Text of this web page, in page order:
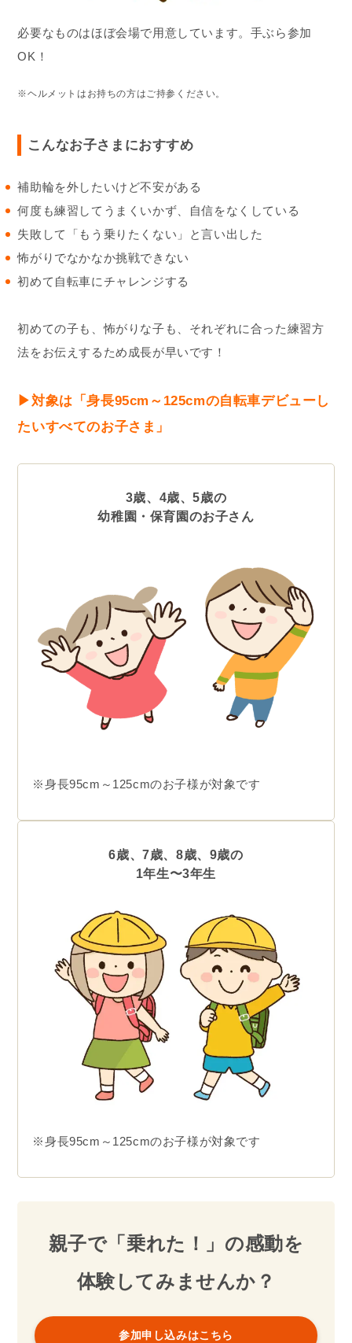
必要なものはほぼ会場で用意しています。手ぶら参加
OK！
※ヘルメットはお持ちの方はご持参ください。
こんなお子さまにおすすめ
補助輪を外したいけど不安がある
何度も練習してうまくいかず、自信をなくしている
失敗して「もう乗りたくない」と言い出した
怖がりでなかなか挑戦できない
初めて自転車にチャレンジする
初めての子も、怖がりな子も、それぞれに合った練習方
法をお伝えするため成長が早いです！
▶︎対象は「身長95cm～125cmの自転車デビューし
たいすべてのお子さま」
3歳、4歳、5歳の
幼稚園・保育園のお子さん
※身長95cm～125cmのお子様が対象です
6歳、7歳、8歳、9歳の
1年生〜3年生
※身長95cm～125cmのお子様が対象です
親子で「乗れた！」の感動を
体験してみませんか？
参加申し込みはこちら